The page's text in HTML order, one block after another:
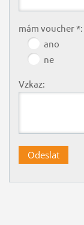
mám voucher *:
ano
ne
Vzkaz: